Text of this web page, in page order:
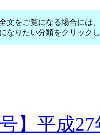
文をご覧になる場合には
なりたい分類をクリック
号】平成